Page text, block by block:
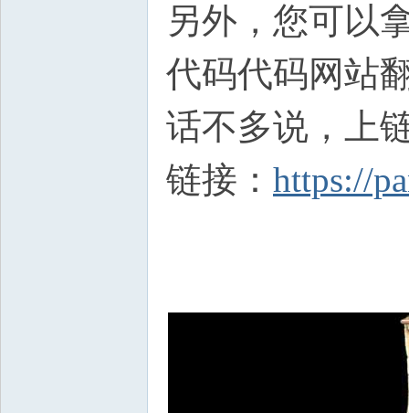
另外，您可以
代码代码网站
话不多说，上
链接： https://